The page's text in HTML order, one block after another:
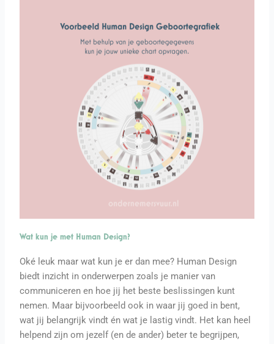
Wat kun je met Human Design?
Oké leuk maar wat kun je er dan mee? Human Design
biedt inzicht in onderwerpen zoals je manier van
communiceren en hoe jij het beste beslissingen kunt
nemen. Maar bijvoorbeeld ook in waar jij goed in bent,
wat jij belangrijk vindt én wat je lastig vindt. Het kan heel
helpend zijn om jezelf (en de ander) beter te begrijpen,